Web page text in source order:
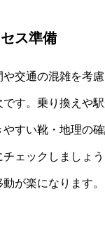
ス準備
交通の混雑を考
す。乗り換えや
すい靴・地理の
ェックしましょ
が楽になります。